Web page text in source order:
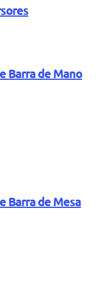
Barra de Mano
Barra de Mesa